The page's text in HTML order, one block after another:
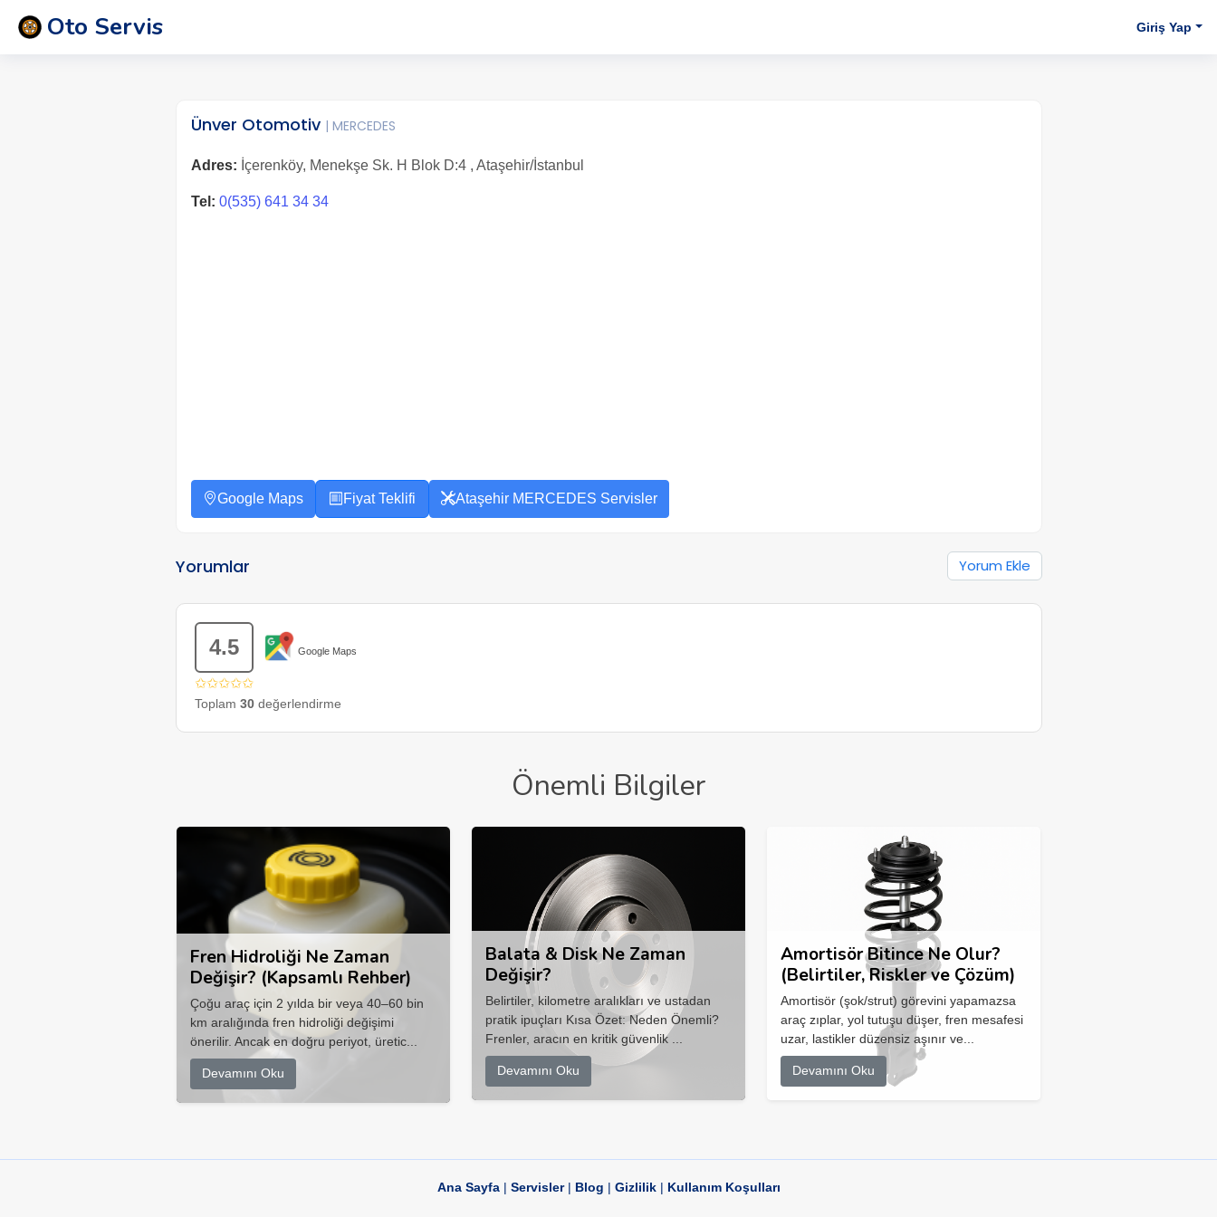
Oto Servis Giriş Yap
Ünver Otomotiv | MERCEDES
Adres: İçerenköy, Menekşe Sk. H Blok D:4 , Ataşehir/İstanbul
Tel: 0(535) 641 34 34
Google Maps Fiyat Teklifi Ataşehir MERCEDES Servisler
Yorumlar Yorum Ekle
4.5 Google Maps
✩✩✩✩✩
Toplam 30değerlendirme
Önemli Bilgiler
Fren Hidroliği Ne Zaman
Değişir? (Kapsamlı Rehber)
Çoğu araç için 2 yılda bir veya 40–60 bin
km aralığında fren hidroliği değişimi
önerilir. Ancak en doğru periyot, üretic...
Devamını Oku
Balata & Disk Ne Zaman
Değişir?
Belirtiler, kilometre aralıkları ve ustadan
pratik ipuçları Kısa Özet: Neden Önemli?
Frenler, aracın en kritik güvenlik ...
Devamını Oku
Amortisör Bitince Ne Olur?
(Belirtiler, Riskler ve Çözüm)
Amortisör (şok/strut) görevini yapamazsa
araç zıplar, yol tutuşu düşer, fren mesafesi
uzar, lastikler düzensiz aşınır ve...
Devamını Oku
Ana Sayfa| Servisler| Blog | Gizlilik| Kullanım Koşulları